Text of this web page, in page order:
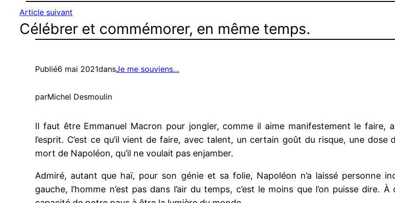
Article suivant
Célébrer et commémorer, en même temps.
Publié6 mai 2021dansJe me souviens…
parMichel Desmoulin
Il faut être Emmanuel Macron pour jongler, comme il aime manifestement le faire,
l’esprit. C’est ce qu’il vient de faire, avec talent, un certain goût du risque, une dose
mort de Napoléon, qu’il ne voulait pas enjamber.
Admiré, autant que haï, pour son génie et sa folie, Napoléon n’a laissé personne
gauche, l’homme n’est pas dans l’air du temps, c’est le moins que l’on puisse